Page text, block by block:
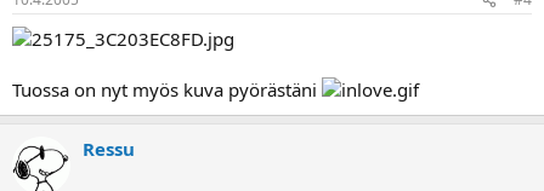
Tuossa on nyt myös kuva pyörästäni
Ressu